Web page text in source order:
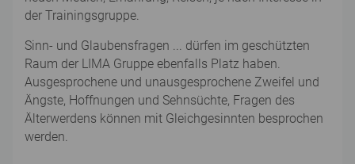
der Trainingsgruppe.
Sinn- und Glaubensfragen ... dürfen im geschützten
Raum der LIMA Gruppe ebenfalls Platz haben.
Ausgesprochene und unausgesprochene Zweifel und
Ängste, Hoffnungen und Sehnsüchte, Fragen des
Älterwerdens können mit Gleichgesinnten besprochen
werden.